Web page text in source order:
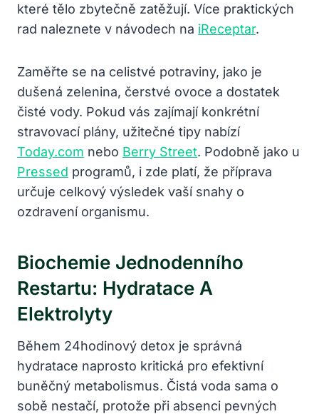
které tělo zbytečně zatěžují. Více praktických
rad naleznete v návodech na iReceptar.
Zaměřte se na celistvé potraviny, jako je
dušená zelenina, čerstvé ovoce a dostatek
čisté vody. Pokud vás zajímají konkrétní
stravovací plány, užitečné tipy nabízí
Today.com nebo Berry Street. Podobně jako u
Pressed programů, i zde platí, že příprava
určuje celkový výsledek vaší snahy o
ozdravení organismu.
Biochemie Jednodenního
Restartu: Hydratace A
Elektrolyty
Během 24hodinový detox je správná
hydratace naprosto kritická pro efektivní
buněčný metabolismus. Čistá voda sama o
sobě nestačí, protože při absenci pevných